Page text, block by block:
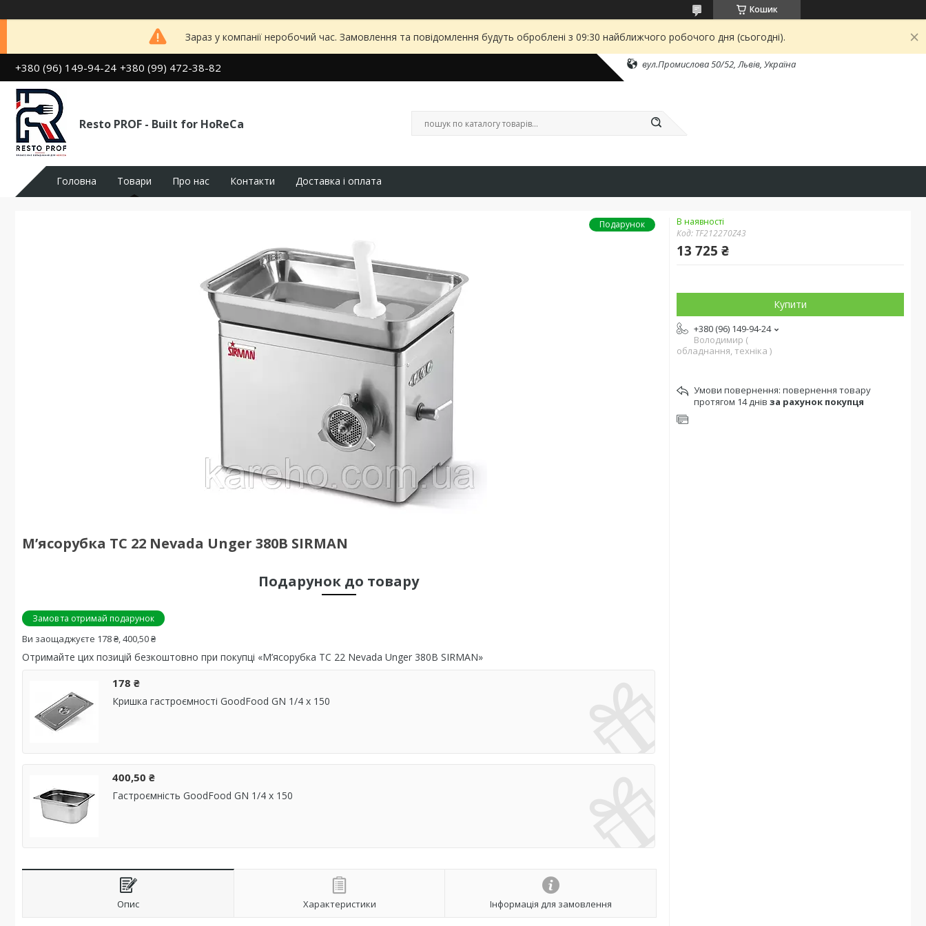
Кошик
Зараз у компанії неробочий час. Замовлення та повідомлення будуть оброблені з 09:30 найближчого робочого дня (сьогодні).
+380 (96) 149-94-24 +380 (99) 472-38-82 вул.Промислова 50/52, Львів, Україна
Resto PROF - Built for HoReCa
Головна Товари Про нас Контакти Доставка і оплата
Подарунок
М’ясорубка TC 22 Nevada Unger 380В SIRMAN
Подарунок до товару
Замов та отримай подарунок
Ви заощаджуєте 178 ₴, 400,50 ₴
Отримайте цих позицій безкоштовно при покупці «М’ясорубка TC 22 Nevada Unger 380В SIRMAN»
178 ₴
Кришка гастроємності GoodFood GN 1/4 х 150
400,50 ₴
Гастроємність GoodFood GN 1/4 х 150
Опис Характеристики Інформація для замовлення
В наявності
Код: TF212270Z43
13 725 ₴
Купити
+380 (96) 149-94-24
Володимир (
обладнання, техніка )
повернення товару
протягом 14 днів за рахунок покупця